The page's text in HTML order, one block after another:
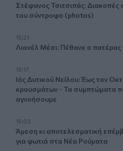
Στέφανος Τσιτσιπάς: Διακοπές
του σύντροφο (photos)
15:21
Λιονέλ Μέσι: Πέθανε ο πατέρας
15:17
Ιός Δυτικού Νείλου: Έως τον
κρουσμάτων - Τα συμπτώματα
αγνοήσουμε
15:03
Άμεση κι αποτελεσματική
για φωτιά στα Νέα Ρούματα